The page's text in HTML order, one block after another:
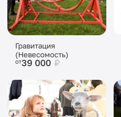
Гравитация
(Невесомость)
от39 000 ₽